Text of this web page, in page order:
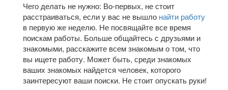
Чего делать не нужно: Во-первых, не стоит
расстраиваться, если у вас не вышло найти работу
в первую же неделю. Не посвящайте все время
поискам работы. Больше общайтесь с друзьями и
знакомыми, расскажите всем знакомым о том, что
вы ищете работу. Может быть, среди знакомых
ваших знакомых найдется человек, которого
заинтересуют ваши поиски. Не стоит опускать руки!